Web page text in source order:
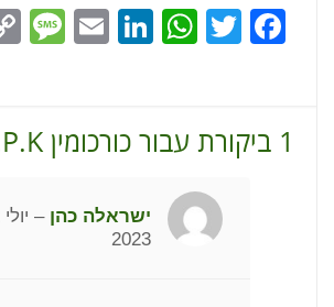
Facebook
Twitter
WhatsApp
1 ביקורת עבור כורכומין C.P.K
ישראלה כהן–
2023